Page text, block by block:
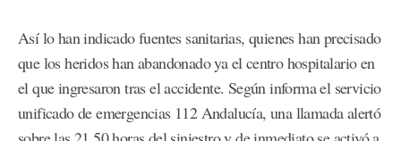
Así lo han indicado fuentes sanitarias, quienes han precisado
que los heridos han abandonado ya el centro hospitalario en
el que ingresaron tras el accidente. Según informa el servicio
unificado de emergencias 112 Andalucía, una llamada alertó